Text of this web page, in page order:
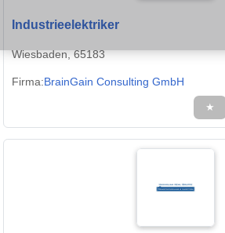
Industrieelektriker
Wiesbaden, 65183
Firma:BrainGain Consulting GmbH
★